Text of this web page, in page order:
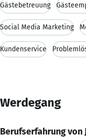
Gästebetreuung
Social Media Marketing
Kundenservice
Werdegang
Berufserfahrung von